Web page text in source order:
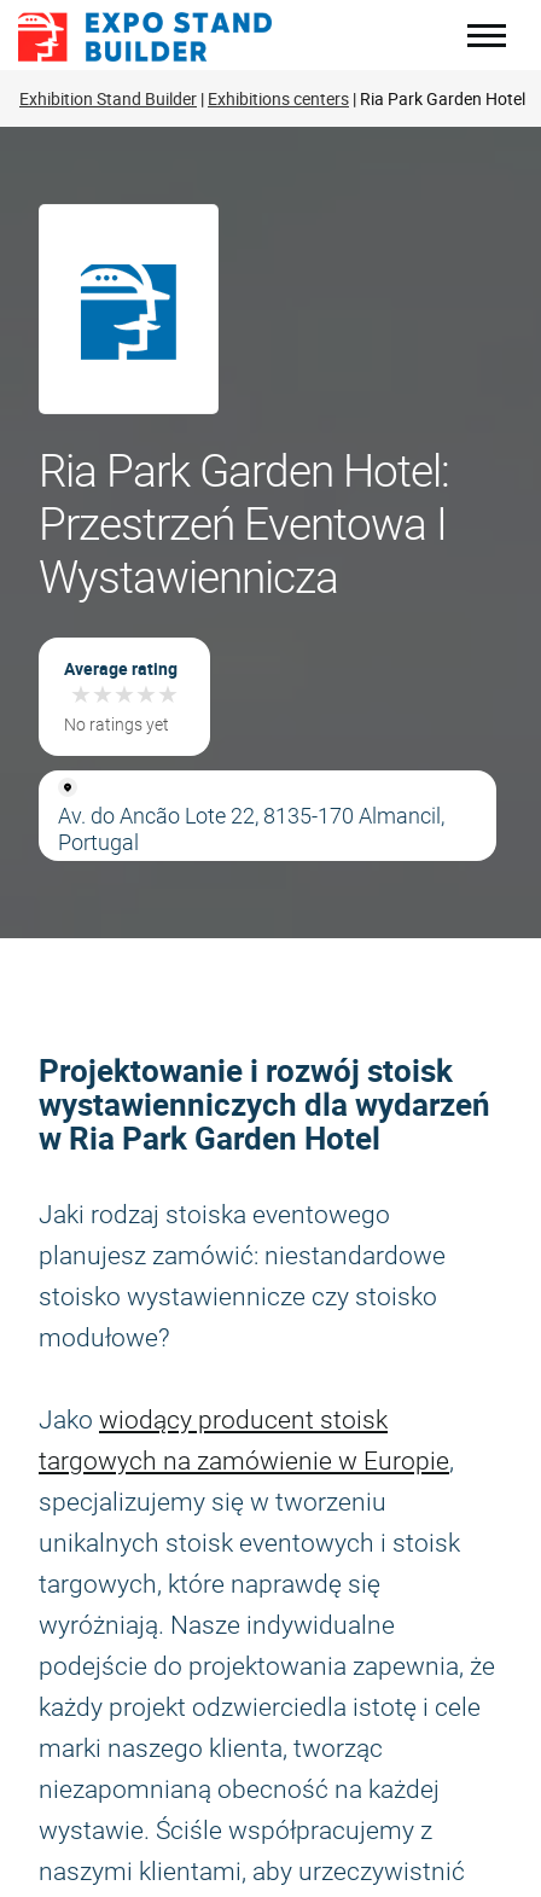
Skip
Exhibition Stand Builder Exhibitions centers Ria Park Garden Hotel
Ria Park Garden Hotel:
Przestrzeń Eventowa I
Wystawiennicza
Average rating
★★★★★
★★★★★
No ratings yet
Av. do Ancão Lote 22, 8135-170 Almancil,
Portugal
Projektowanie i rozwój stoisk
wystawienniczych dla wydarzeń
w Ria Park Garden Hotel
Jaki rodzaj stoiska eventowego
planujesz zamówić: niestandardowe
stoisko wystawiennicze czy stoisko
modułowe?
Jako wiodący producent stoisk
targowych na zamówienie w Europie,
specjalizujemy się w tworzeniu
unikalnych stoisk eventowych i stoisk
targowych, które naprawdę się
wyróżniają. Nasze indywidualne
podejście do projektowania zapewnia, że
każdy projekt odzwierciedla istotę i cele
marki naszego klienta, tworząc
niezapomnianą obecność na każdej
wystawie. Ściśle współpracujemy z
naszymi klientami, aby urzeczywistnić